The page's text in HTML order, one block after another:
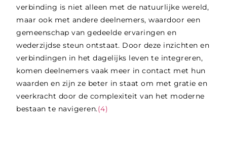
verbinding is niet alleen met de natuurlijke wereld,
maar ook met andere deelnemers, waardoor een
gemeenschap van gedeelde ervaringen en
wederzijdse steun ontstaat. Door deze inzichten en
verbindingen in het dagelijks leven te integreren,
komen deelnemers vaak meer in contact met hun
waarden en zijn ze beter in staat om met gratie en
veerkracht door de complexiteit van het moderne
bestaan te navigeren.(4)